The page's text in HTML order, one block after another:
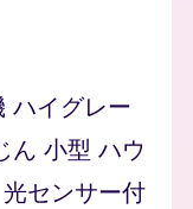
ハイグレー
ん 小型 ハウ
センサー付